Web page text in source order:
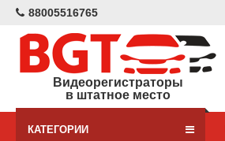
88005516765
Видеорегистраторы
в штатное место
КАТЕГОРИИ